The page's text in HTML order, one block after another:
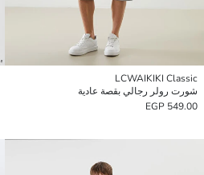
LCWAIKIKI Classic
شورت رولر رجالي بقصة عادية
549.00 EGP